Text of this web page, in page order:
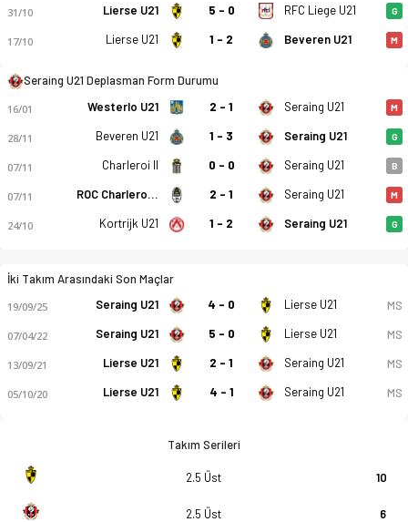
Lierse U21 - RFC Seraing U21 0-2 bitti. Gol anları, kadro,
31/10 Lierse U21 5 - 0 RFC Liege U21 G
17/10 Lierse U21 1 - 2 Beveren U21 M
Seraing U21 Deplasman Form Durumu
16/01 Westerlo U21 2 - 1 Seraing U21 M
28/11 Beveren U21 1 - 3 Seraing U21 G
07/11 Charleroi II 0 - 0 Seraing U21 B
07/11 ROC Charleroi-Marchienne 2 - 1 Seraing U21 M
24/10 Kortrijk U21 1 - 2 Seraing U21 G
İki Takım Arasındaki Son Maçlar
19/09/25 Seraing U21 4 - 0 Lierse U21 MS
07/04/22 Seraing U21 5 - 0 Lierse U21 MS
13/09/21 Lierse U21 2 - 1 Seraing U21 MS
05/10/20 Lierse U21 4 - 1 Seraing U21 MS
Takım Serileri
2.5 Üst 10
2.5 Üst 6